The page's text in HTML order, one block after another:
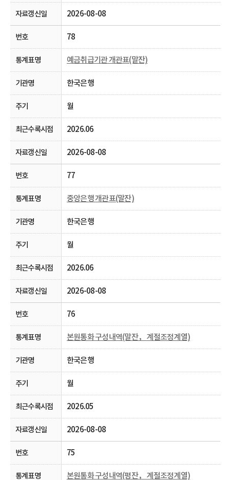
2026-08-08
78
예금취급기관 개관표(말잔)
한국은행
월
2026.06
2026-08-08
77
중앙은행 개관표(말잔)
한국은행
월
2026.06
2026-08-08
76
본원통화 구성내역(말잔， 계절조정계열)
한국은행
월
2026.05
2026-08-08
75
본원통화 구성내역(평잔， 계절조정계열)